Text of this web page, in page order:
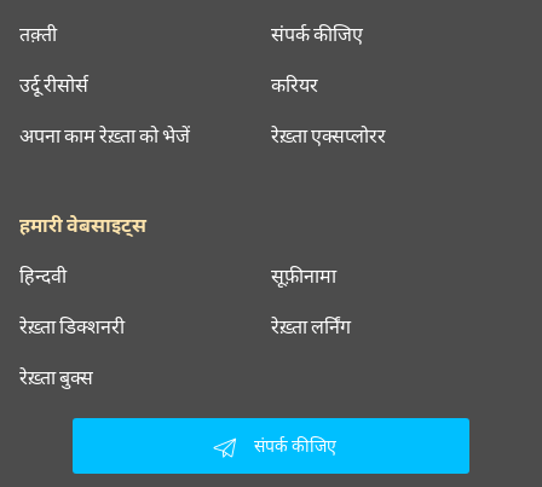
तक़्ती
उर्दू रीसोर्स
अपना काम रेख़्ता को भेजें
संपर्क कीजिए
करियर
रेख़्ता एक्सप्लोरर
हमारी वेबसाइट्स
हिन्दवी सूफ़ीनामा
रेख़्ता डिक्शनरी रेख़्ता लर्निंग
रेख़्ता बुक्स
संपर्क कीजिए